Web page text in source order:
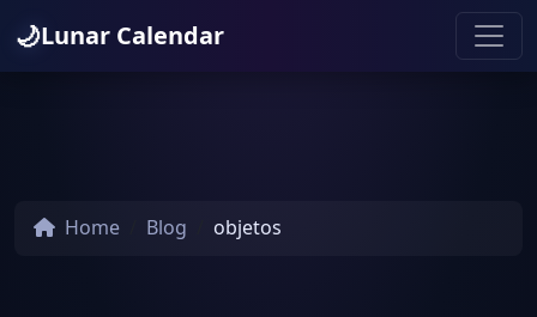
🌙Lunar Calendar
Home Blog objetos